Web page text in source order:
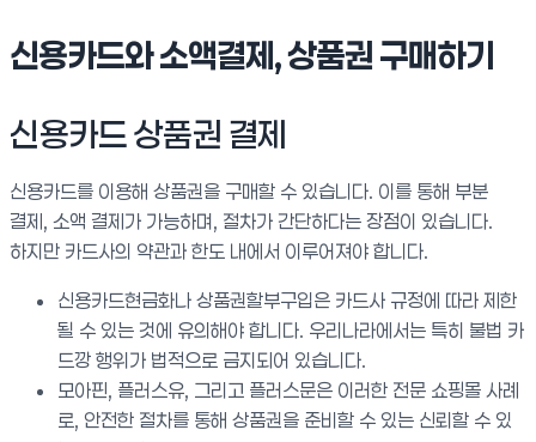
신용카드와 소액결제, 상품권 구매하기
신용카드 상품권 결제
신용카드를 이용해 상품권을 구매할 수 있습니다. 이를 통해 부분
결제, 소액 결제가 가능하며, 절차가 간단하다는 장점이 있습니다.
하지만 카드사의 약관과 한도 내에서 이루어져야 합니다.
신용카드현금화나 상품권할부구입은 카드사 규정에 따라 제한
될 수 있는 것에 유의해야 합니다. 우리나라에서는 특히 불법 카
드깡 행위가 법적으로 금지되어 있습니다.
모아핀, 플러스유, 그리고 플러스문은 이러한 전문 쇼핑몰 사례
로, 안전한 절차를 통해 상품권을 준비할 수 있는 신뢰할 수 있